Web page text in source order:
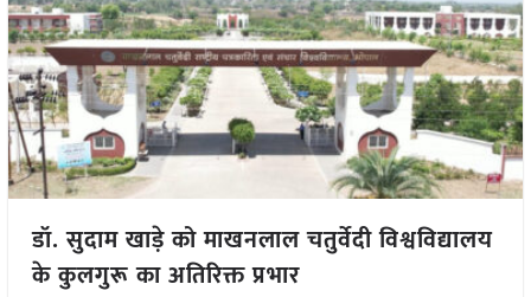
डॉ. सुदाम खाड़े को माखनलाल चतुर्वेदी विश्वविद्यालय
के कुलगुरू का अतिरिक्त प्रभार